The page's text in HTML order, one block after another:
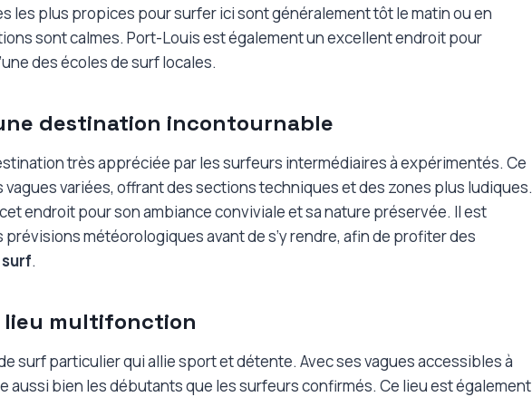
les plus propices pour surfer ici sont généralement tôt le matin ou en
sont calmes. Port-Louis est également un excellent endroit pour
des écoles de surf locales.
destination incontournable
très appréciée par les surfeurs intermédiaires à expérimentés. Ce
variées, offrant des sections techniques et des zones plus ludiques.
endroit pour son ambiance conviviale et sa nature préservée. Il est
météorologiques avant de s’y rendre, afin de profiter des
surf.
lieu multifonction
surf particulier qui allie sport et détente. Avec ses vagues accessibles à
aussi bien les débutants que les surfeurs confirmés. Ce lieu est également